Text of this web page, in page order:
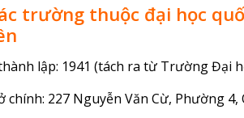
trường thuộc đại học
lập: 1941 (tách ra từ Trường Đại
chính: 227 Nguyễn Văn Cừ, Phường 4,